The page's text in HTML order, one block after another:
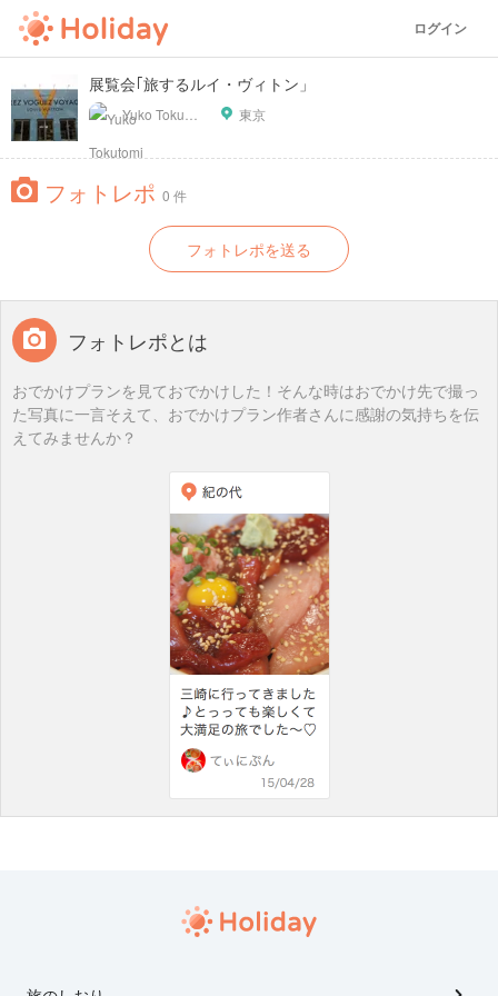
ログイン
展覧会｢旅するルイ・ヴィトン」
東京
フォトレポ 0 件
フォトレポを送る
フォトレポとは
おでかけプランを見ておでかけした！そんな時はおでかけ先で撮っ
た写真に一言そえて、おでかけプラン作者さんに感謝の気持ちを伝
えてみませんか？